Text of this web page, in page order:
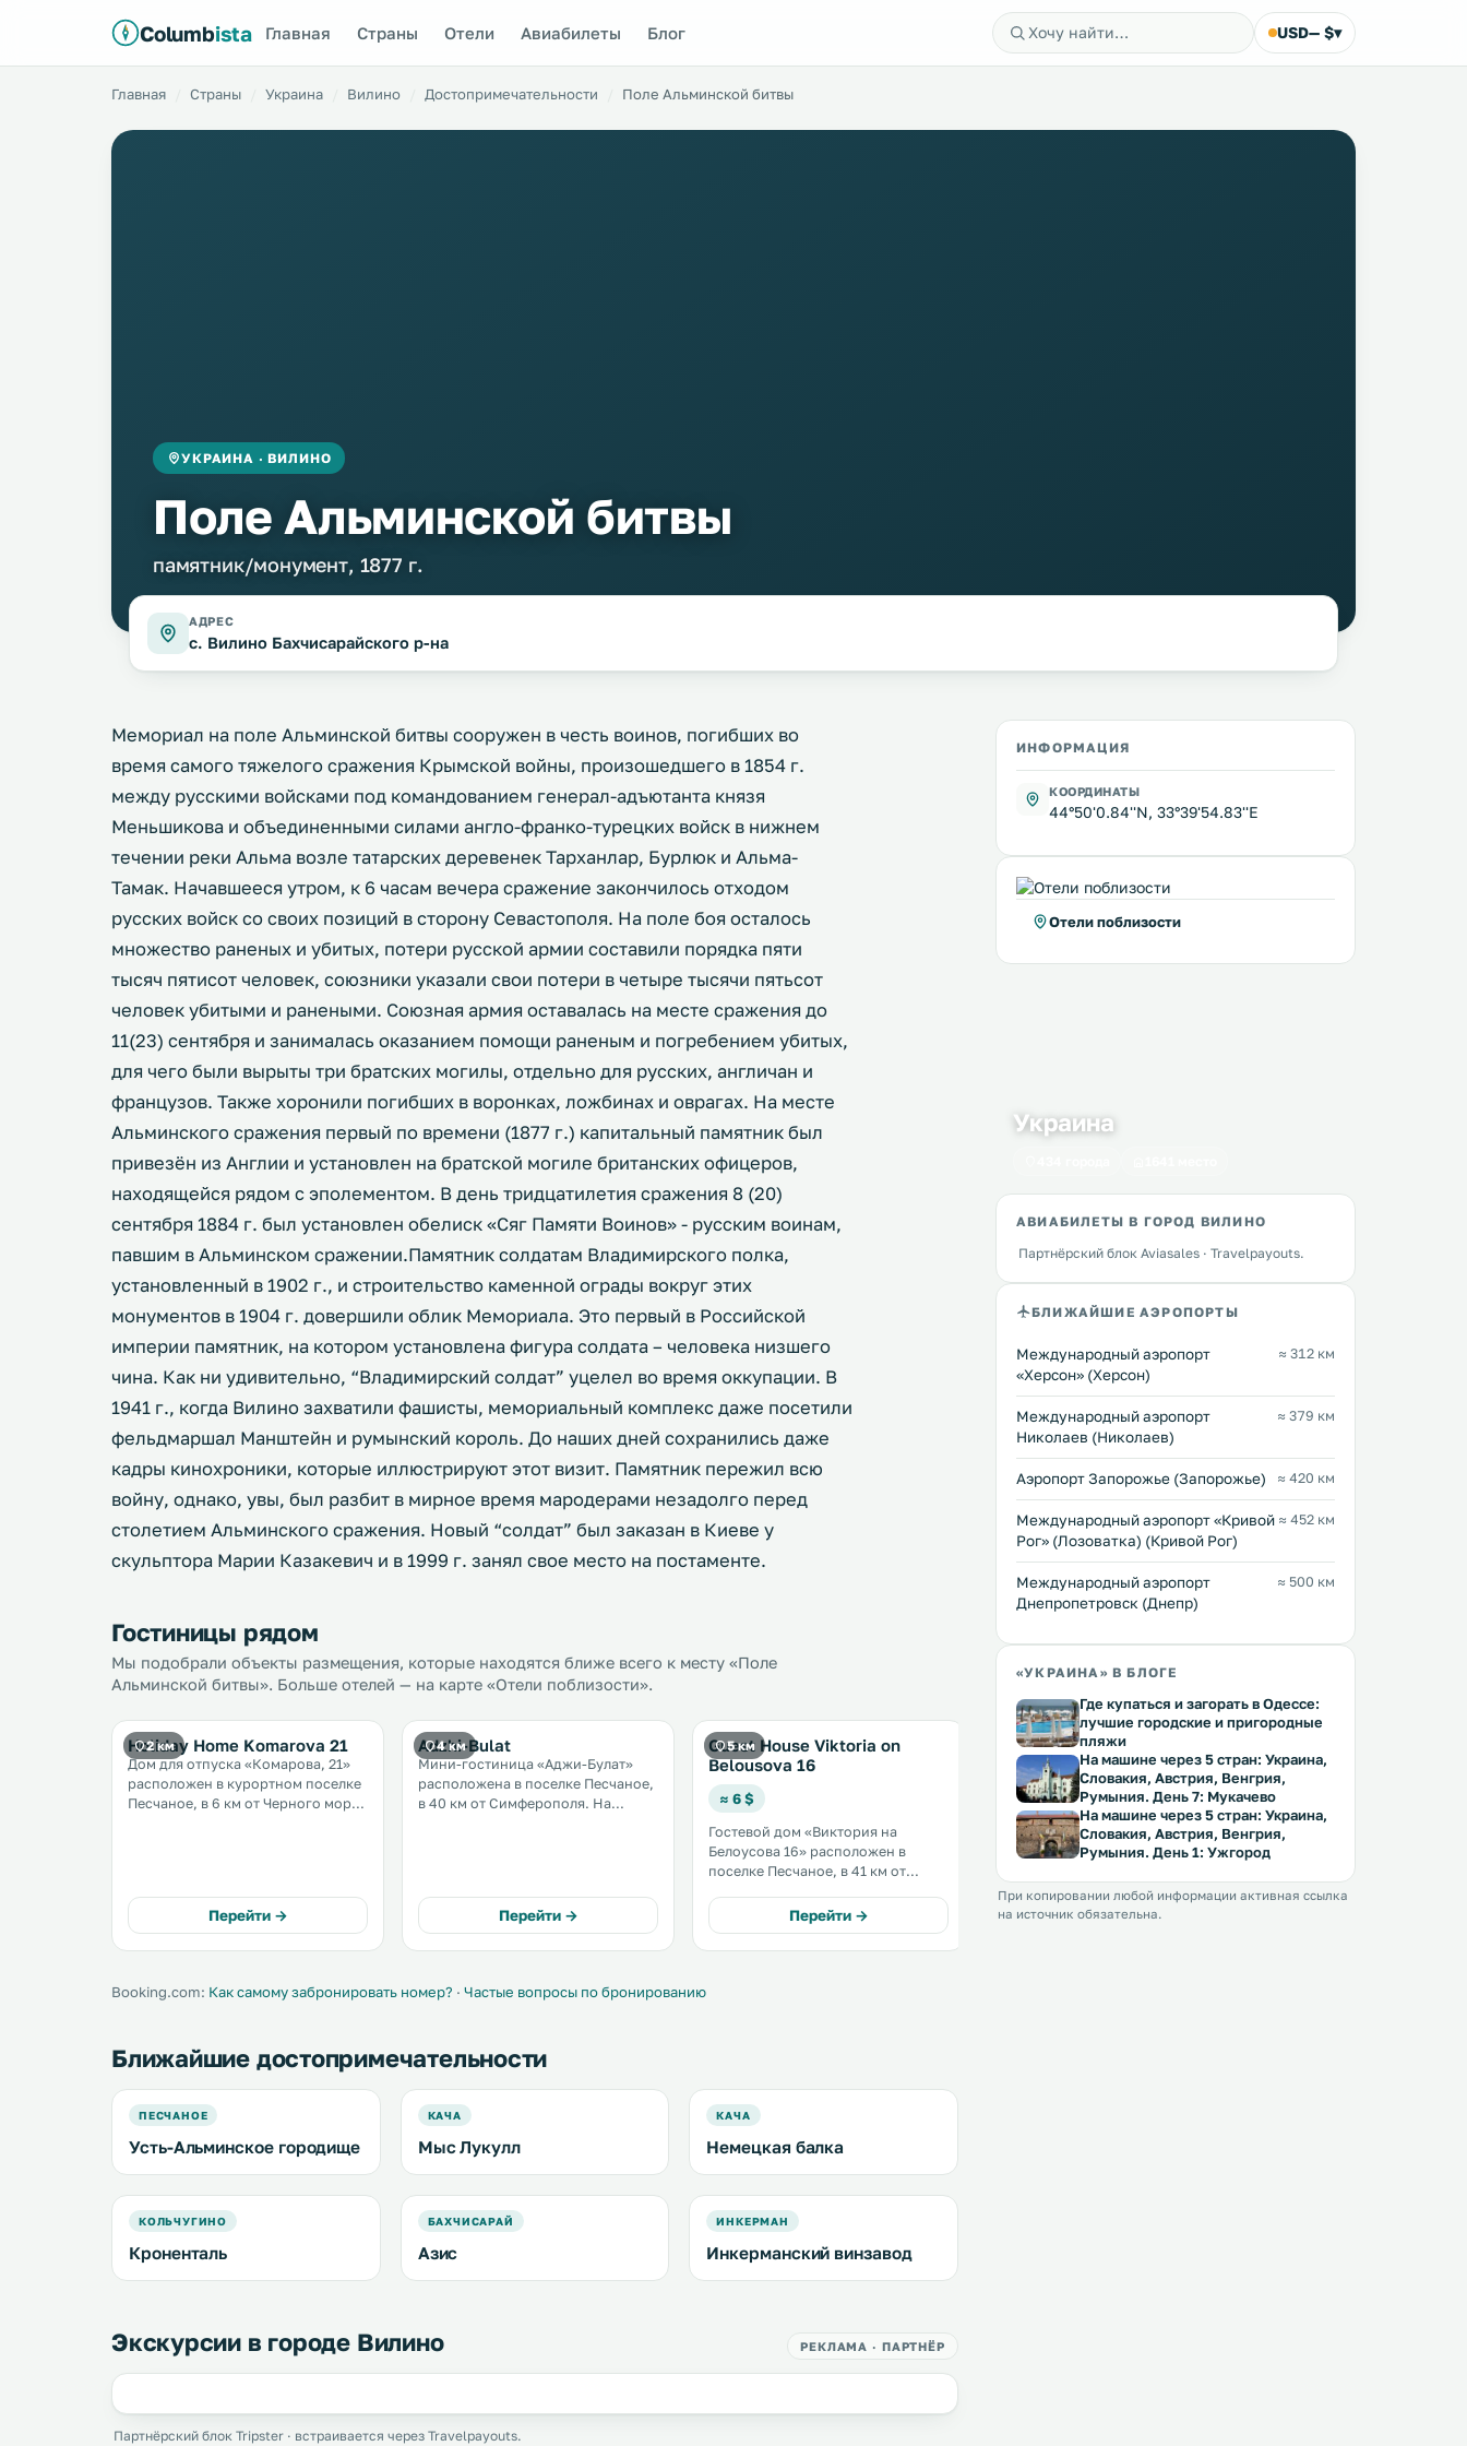
Columbista Главная Страны Отели Авиабилеты Блог USD— $▾
Главная Страны Украина Вилино Достопримечательности Поле Альминской битвы
УКРАИНА · ВИЛИНО
Поле Альминской битвы
памятник/монумент, 1877 г.
АДРЕС
с. Вилино Бахчисарайского р-на
Мемориал на поле Альминской битвы сооружен в честь воинов, погибших во
время самого тяжелого сражения Крымской войны, произошедшего в 1854 г.
между русскими войсками под командованием генерал-адъютанта князя
Меньшикова и объединенными силами англо-франко-турецких войск в нижнем
течении реки Альма возле татарских деревенек Тарханлар, Бурлюк и Альма-
Тамак. Начавшееся утром, к 6 часам вечера сражение закончилось отходом
русских войск со своих позиций в сторону Севастополя. На поле боя осталось
множество раненых и убитых, потери русской армии составили порядка пяти
тысяч пятисот человек, союзники указали свои потери в четыре тысячи пятьсот
человек убитыми и ранеными. Союзная армия оставалась на месте сражения до
11(23) сентября и занималась оказанием помощи раненым и погребением убитых,
для чего были вырыты три братских могилы, отдельно для русских, англичан и
французов. Также хоронили погибших в воронках, ложбинах и оврагах. На месте
Альминского сражения первый по времени (1877 г.) капитальный памятник был
привезён из Англии и установлен на братской могиле британских офицеров,
находящейся рядом с эполементом. В день тридцатилетия сражения 8 (20)
сентября 1884 г. был установлен обелиск «Сяг Памяти Воинов» - русским воинам,
павшим в Альминском сражении.Памятник солдатам Владимирского полка,
установленный в 1902 г., и строительство каменной ограды вокруг этих
монументов в 1904 г. довершили облик Мемориала. Это первый в Российской
империи памятник, на котором установлена фигура солдата – человека низшего
чина. Как ни удивительно, “Владимирский солдат” уцелел во время оккупации. В
1941 г., когда Вилино захватили фашисты, мемориальный комплекс даже посетили
фельдмаршал Манштейн и румынский король. До наших дней сохранились даже
кадры кинохроники, которые иллюстрируют этот визит. Памятник пережил всю
войну, однако, увы, был разбит в мирное время мародерами незадолго перед
столетием Альминского сражения. Новый “солдат” был заказан в Киеве у
скульптора Марии Казакевич и в 1999 г. занял свое место на постаменте.
Гостиницы рядом
Мы подобрали объекты размещения, которые находятся ближе всего к месту «Поле
Альминской битвы». Больше отелей — на карте «Отели поблизости».
2 км
Holiday Home Komarova 21
Дом для отпуска «Комарова, 21»
расположен в курортном поселке
Песчаное, в 6 км от Черного моря
работает бесплатный Wi-Fi. .
Перейти →
4 км
Adzhi-Bulat
Мини-гостиница «Аджи-Булат»
расположена в поселке Песчаное,
в 40 км от Симферополя. На
распоряжении гостей телевизор. .
Перейти →
5 км
Guest House Viktoria on
Belousova 16
≈ 6 $
Гостевой дом «Виктория на
Белоусова 16» расположен в
поселке Песчаное, в 41 км от
выходят на террасу или балкон. К
услугам гостей бесплатный Wi-Fi и
Перейти →
5 км
Guest House Velta
Гостевой дом «Велта» расположен
в селе Песчаное, в 40 км от
Симферополя. К услугам гостей
бесплатный Wi-Fi и частная
парковка. В числе удобств —
общая ванная комната и
телевизор. В распоряжении
гостей общая кухня. .
Перейти →
Skazka
Песчаное, в 41 км от
Номера оборудованы
телевизором с плоским
Booking.com: Как самому забронировать номер? · Частые вопросы по бронированию
Ближайшие достопримечательности
ПЕСЧАНОЕ
Усть-Альминское городище
КАЧА
Мыс Лукулл
КАЧА
Немецкая балка
КОЛЬЧУГИНО
Кроненталь
БАХЧИСАРАЙ
Азис
ИНКЕРМАН
Инкерманский винзавод
Экскурсии в городе Вилино РЕКЛАМА · ПАРТНЁР
Партнёрский блок Tripster · встраивается через Travelpayouts.
ИНФОРМАЦИЯ
КООРДИНАТЫ
44°50'0.84''N, 33°39'54.83''E
Отели поблизости
Украина
АВИАБИЛЕТЫ В ГОРОД ВИЛИНО
Партнёрский блок Aviasales · Travelpayouts.
БЛИЖАЙШИЕ АЭРОПОРТЫ
Международный аэропорт
«Херсон» (Херсон)
≈ 312 км
Международный аэропорт
Николаев (Николаев)
≈ 379 км
Аэропорт Запорожье (Запорожье) ≈ 420 км
Международный аэропорт «Кривой
Рог» (Лозоватка) (Кривой Рог)
≈ 452 км
Международный аэропорт
Днепропетровск (Днепр)
≈ 500 км
«УКРАИНА» В БЛОГЕ
Где купаться и загорать в Одессе:
лучшие городские и пригородные
пляжи
На машине через 5 стран: Украина,
Словакия, Австрия, Венгрия,
Румыния. День 7: Мукачево
На машине через 5 стран: Украина,
Словакия, Австрия, Венгрия,
Румыния. День 1: Ужгород
При копировании любой информации активная ссылка
на источник обязательна.